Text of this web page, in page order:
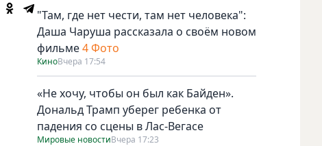
"Там, где нет чести, там нет человека":
Даша Чаруша рассказала о своём новом
фильме4 Фото
КиноВчера 17:54
«Не хочу, чтобы он был как Байден».
Дональд Трамп уберег ребенка от
падения со сцены в Лас-Вегасе
Мировые новостиВчера 17:23